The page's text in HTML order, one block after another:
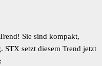
Sie sind kompakt,
STX setzt diesem Trend jetzt